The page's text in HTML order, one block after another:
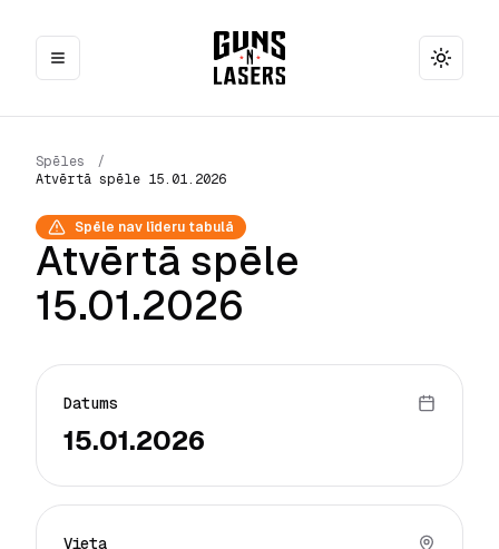
Toggle
Spēles
/
Atvērtā spēle 15.01.2026
Spēle nav līderu tabulā
Atvērtā spēle
15.01.2026
Datums
15.01.2026
Vieta